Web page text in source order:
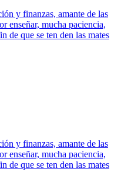
y finanzas, amante de las
enseñar, mucha paciencia,
de que se ten den las mates
y finanzas, amante de las
enseñar, mucha paciencia,
de que se ten den las mates